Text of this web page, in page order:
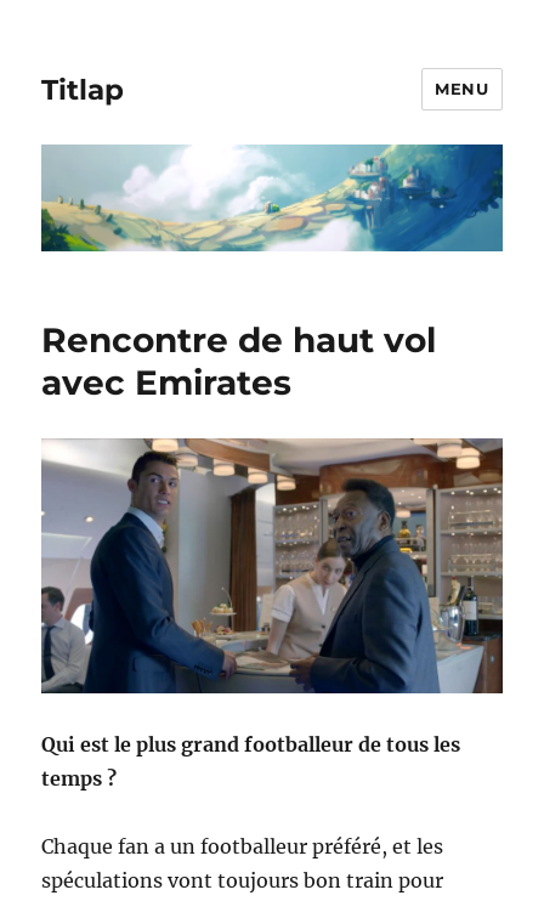
Titlap MENU
Rencontre de haut vol
avec Emirates
Qui est le plus grand footballeur de tous les
temps ?
Chaque fan a un footballeur préféré, et les
spéculations vont toujours bon train pour